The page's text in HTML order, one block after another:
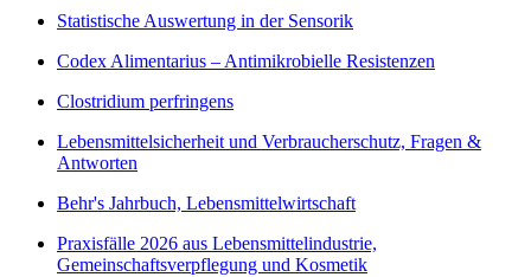
Statistische Auswertung in der Sensorik
Codex Alimentarius – Antimikrobielle Resistenzen
Clostridium perfringens
Lebensmittelsicherheit und Verbraucherschutz, Fragen &
Antworten
Behr's Jahrbuch, Lebensmittelwirtschaft
Praxisfälle 2026 aus Lebensmittelindustrie,
Gemeinschaftsverpflegung und Kosmetik